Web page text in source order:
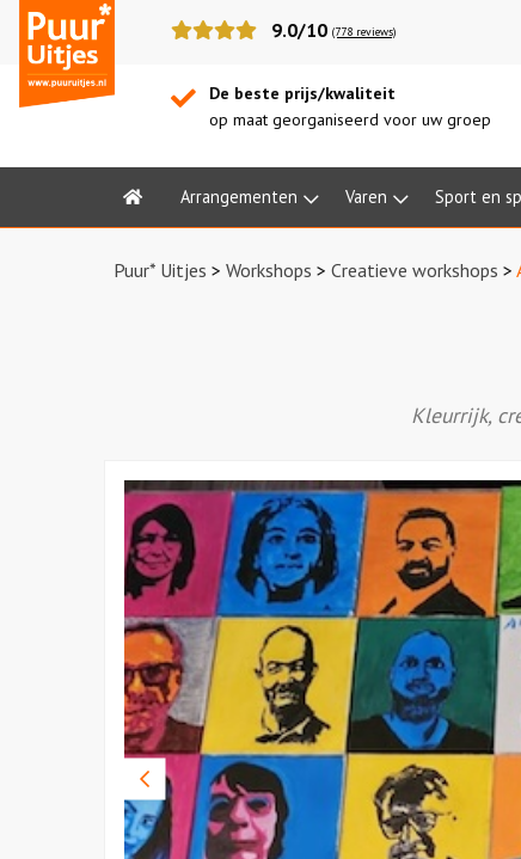
Puur*
Uitjes
9.0/10 (778 reviews)
De beste prijs/kwaliteit
op maat georganiseerd voor uw groep
Home Arrangementen Varen Sport en
Puur* Uitjes > Workshops > Creatieve workshops >
Kleurrijk,
Vorige
foto